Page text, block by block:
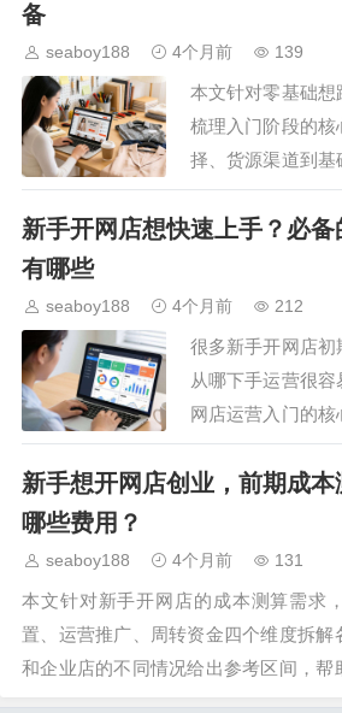
备
seaboy188 4个月前 139
本文针对零基础想
梳理入门阶段的
择、货源渠道到基
帮助新手避开常
理清开店前期的核
新手开网店想快速上手？必
有哪些
seaboy188 4个月前 212
很多新手开网店初
从哪下手运营很
网店运营入门的核
店铺基础搭建，
护，帮新手理清运
新手想开网店创业，前期成
哪些费用？
seaboy188 4个月前 131
本文针对新手开网店的成本测算需求
置、运营推广、周转资金四个维度拆解
和企业店的不同情况给出参考区间，帮